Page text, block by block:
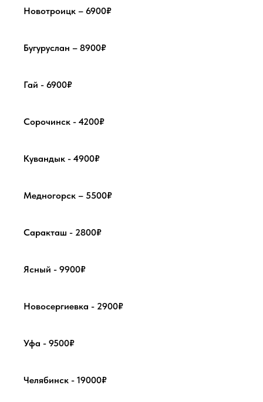
Новотроицк – 6900₽
Бугуруслан – 8900₽
Гай - 6900₽
Сорочинск - 4200₽
Кувандык - 4900₽
Медногорск – 5500₽
Саракташ - 2800₽
Ясный - 9900₽
Новосергиевка - 2900₽
Уфа - 9500₽
Челябинск - 19000₽